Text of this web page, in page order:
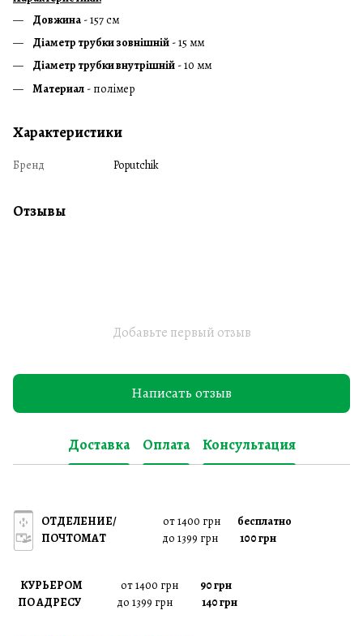
Довжина - 157 см
Діаметр трубки зовнішній - 15 мм
Діаметр трубки внутрішній - 10 мм
Материал - полімер
Характеристики
Бренд Poputchik
Отзывы
Добавьте первый отзыв
Написать отзыв
Доставка Оплата Консультация
ОТДЕЛЕНИЕ/ от 1400 грн бесплатно
ПОЧТОМАТ до 1399 грн 100 грн
КУРЬЕРОМ от 1400 грн 90 грн
ПО АДРЕСУ до 1399 грн 140 грн